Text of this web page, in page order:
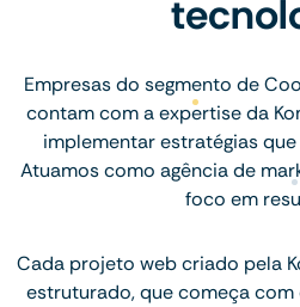
Empresas do segmento de
contam com a expertise da
implementar estratégias
Atuamos como agência de
foco em
Cada projeto web criado pela
estruturado, que começa